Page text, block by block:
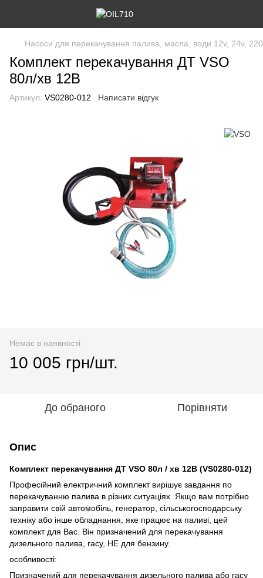
Насоси для перекачування палива, масла, води 12v, 24v,
Комплект перекачування ДТ VSO
80л/хв 12В
Артикул: VS0280-012 Написати відгук
Немає в наявності
10 005 грн/шт.
До обраного Порівняти
Опис
Комплект перекачування ДТ VSO 80л / хв 12В (VS0280-012)
Професійний електричний комплект вирішує завдання по
перекачуванню палива в різних ситуаціях. Якщо вам потрібно
заправити свій автомобіль, генератор, сільськогосподарську
техніку або інше обладнання, яке працює на паливі, цей
комплект для Вас. Він призначений для перекачування
дизельного палива, гасу, НЕ для бензину.
особливості:
Призначений для перекачування дизельного палива або гасу